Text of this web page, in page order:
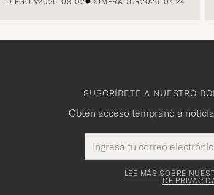
SUSCRÍBETE A NUESTRO
Obtén acceso temprano a
de
correo
electrónico
Este
campo es
LEE MÁS SOBRE
DE